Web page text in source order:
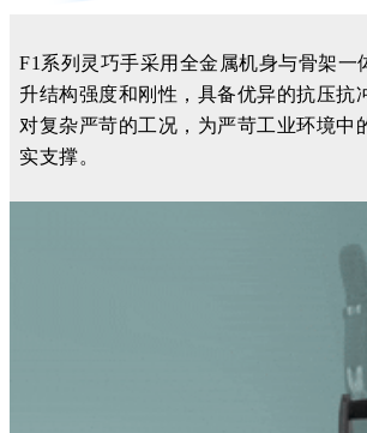
F1系列灵巧手采用全金属机身与骨架一
升结构强度和刚性，具备优异的抗压抗
对复杂严苛的工况，为严苛工业环境中
实支撑。